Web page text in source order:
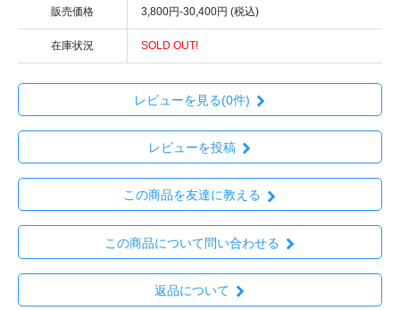
販売価格 3,800円-30,400円 (税込)
在庫状況 SOLD OUT!
レビューを見る(0件)
レビューを投稿
この商品を友達に教える
この商品について問い合わせる
返品について